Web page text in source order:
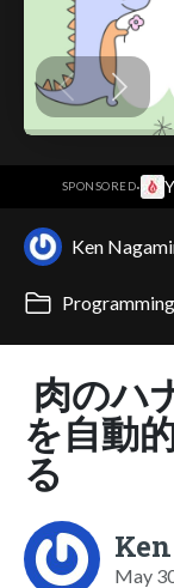
SPONSORED·
Ken
Programming
肉のハ
を自動
る
May